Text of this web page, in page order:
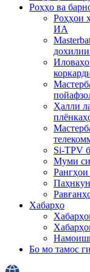
Роҳҳо ва
Роҳҳои
ИА
Иловаҳо
Ҳалли
Si-TPV
Муми
Хабарҳо
Бо мо тамос